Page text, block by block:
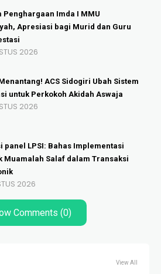
Penghargaan Imda I MMU
Apresiasi bagi Murid dan Guru
2026
ACS Sidogiri Ubah Sistem
untuk Perkokoh Akidah Aswaja
2026
panel LPSI: Bahas Implementasi
Muamalah Salaf dalam Transaksi
2026
Comments (0)
View All